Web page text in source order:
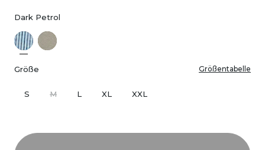
Dark Petrol
Größe Größentabelle
S M L XL XXL